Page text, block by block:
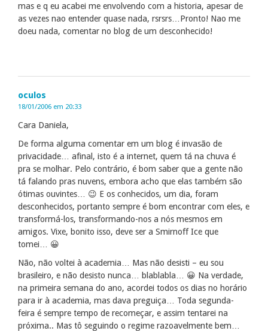
mas e q eu acabei me envolvendo com a historia, apesar de
as vezes nao entender quase nada, rsrsrs…Pronto! Nao me
doeu nada, comentar no blog de um desconhecido!
oculos
18/01/2006 em 20:33
Cara Daniela,
De forma alguma comentar em um blog é invasão de
privacidade… afinal, isto é a internet, quem tá na chuva é
pra se molhar. Pelo contrário, é bom saber que a gente não
tá falando pras nuvens, embora acho que elas também são
ótimas ouvintes… 😉 E os conhecidos, um dia, foram
desconhecidos, portanto sempre é bom encontrar com eles, e
transformá-los, transformando-nos a nós mesmos em
amigos. Vixe, bonito isso, deve ser a Smirnoff Ice que
tomei… 😀
Não, não voltei à academia… Mas não desisti – eu sou
brasileiro, e não desisto nunca… blablabla… 😀 Na verdade,
na primeira semana do ano, acordei todos os dias no horário
para ir à academia, mas dava preguiça… Toda segunda-
feira é sempre tempo de recomeçar, e assim tentarei na
próxima.. Mas tô seguindo o regime razoavelmente bem…